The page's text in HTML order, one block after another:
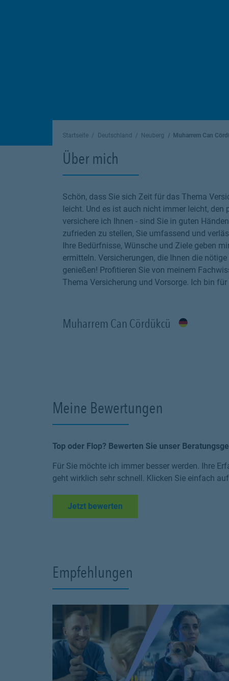
Startseite Deutschland Neuberg Muharrem Can
Über mich
Schön, dass Sie sich Zeit für das Thema
leicht. Und es ist auch nicht immer leicht, den
versichere ich Ihnen - sind Sie in guten
zufrieden zu stellen, Sie umfassend und
Ihre Bedürfnisse, Wünsche und Ziele geben
ermitteln. Versicherungen, die Ihnen die
genießen! Profitieren Sie von meinem
Thema Versicherung und Vorsorge. Ich bin für
Muharrem Can Cördükcü
Meine Bewertungen
Top oder Flop? Bewerten Sie unser
Für Sie möchte ich immer besser werden. Ihre
geht wirklich sehr schnell. Klicken Sie einfach
Jetzt bewerten
Empfehlungen